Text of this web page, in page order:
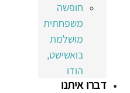
חופשה
משפחתית
מושלמת
בואשישט,
הודו
דברו איתנו